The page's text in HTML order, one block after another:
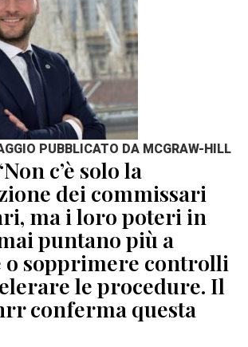
PUBBLICATO DA MCGRAW-HILL
c’è solo la
dei commissari
ma i loro poteri in
puntano più a
sopprimere controlli
le procedure. Il
conferma questa